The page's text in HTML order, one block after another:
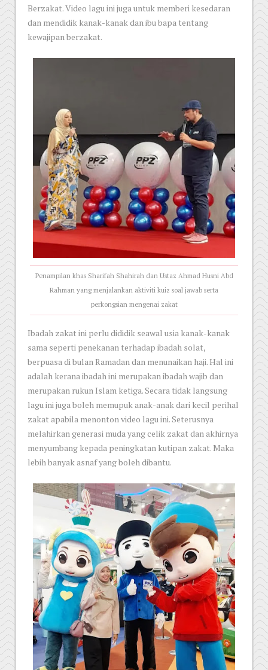
Berzakat. Video lagu ini juga untuk memberi kesedaran
dan mendidik kanak-kanak dan ibu bapa tentang
kewajipan berzakat.
Penampilan khas Sharifah Shahirah dan Ustaz Ahmad Husni Abd
Rahman yang menjalankan aktiviti kuiz soal jawab serta
perkongsian mengenai zakat
Ibadah zakat ini perlu dididik seawal usia kanak-kanak
sama seperti penekanan terhadap ibadah solat,
berpuasa di bulan Ramadan dan menunaikan haji. Hal ini
adalah kerana ibadah ini merupakan ibadah wajib dan
merupakan rukun Islam ketiga. Secara tidak langsung
lagu ini juga boleh memupuk anak-anak dari kecil perihal
zakat apabila menonton video lagu ini. Seterusnya
melahirkan generasi muda yang celik zakat dan akhirnya
menyumbang kepada peningkatan kutipan zakat. Maka
lebih banyak asnaf yang boleh dibantu.